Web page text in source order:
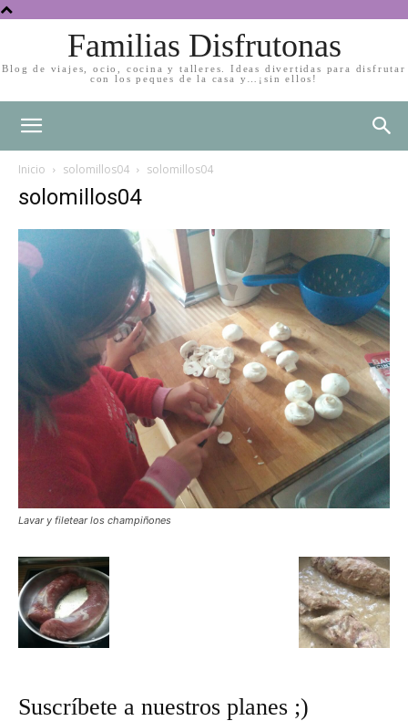
Familias Disfrutonas
Blog de viajes, ocio, cocina y talleres. Ideas divertidas para disfrutar
con los peques de la casa y…¡sin ellos!
Inicio solomillos04 solomillos04
solomillos04
Lavar y filetear los champiñones
Suscríbete a nuestros planes ;)